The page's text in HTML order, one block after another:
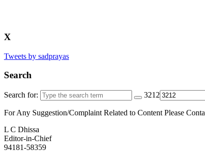
X
Tweets by sadprayas
Search
Search for: 3212
For Any Suggestion/Complaint Related to Content Please
L C Dhissa
Editor-in-Chief
94181-58359